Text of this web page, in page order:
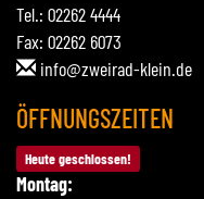
Tel.: 02262 4444
Fax: 02262 6073
info@zweirad-klein.de
ÖFFNUNGSZEITEN
Heute geschlossen!
Montag: